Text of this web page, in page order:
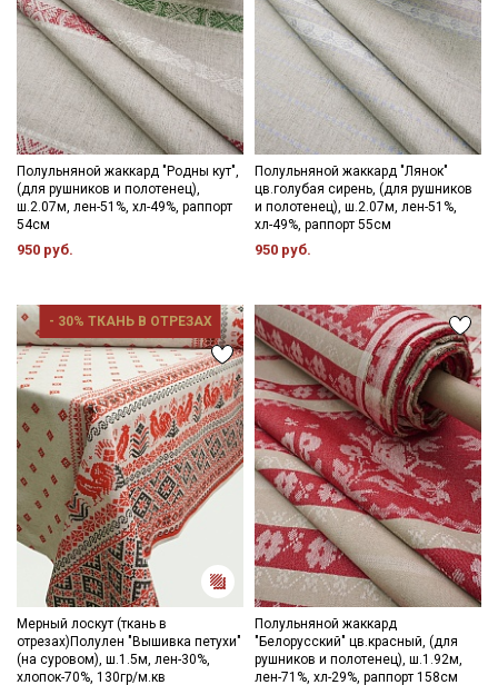
Полульняной жаккард "Родны кут",
(для рушников и полотенец),
ш.2.07м, лен-51%, хл-49%, раппорт
54см
950 руб.
Полульняной жаккард "Лянок"
цв.голубая сирень, (для рушников
и полотенец), ш.2.07м, лен-51%,
хл-49%, раппорт 55см
950 руб.
- 30% ТКАНЬ В ОТРЕЗАХ
Мерный лоскут (ткань в
отрезах)Полулен "Вышивка петухи"
(на суровом), ш.1.5м, лен-30%,
хлопок-70%, 130гр/м.кв
Полульняной жаккард
"Белорусский" цв.красный, (для
рушников и полотенец), ш.1.92м,
лен-71%, хл-29%, раппорт 158см